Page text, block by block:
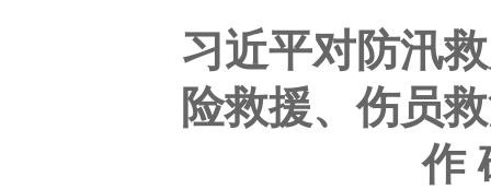
习近平对防汛
险救援、伤员
作